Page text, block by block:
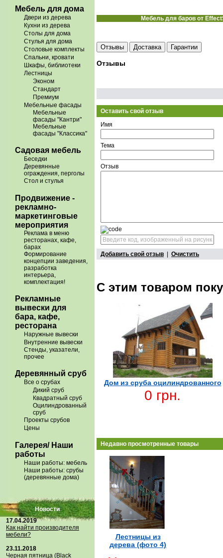
Мебель для дома
Двери из дерева
Кухни из дерева
Столы для дома
Стулья для дома
Столовые комплекты
Спальни, кровати
Шкафы, библиотеки
Лестницы
Эконом
Стандарт
Премиум
Мебельные фасады
Мебельные
фасады "Кантри"
Мебельные
фасады "Классика"
Садовая мебель
Беседки
Деревянные
ограждения, перголы
Стол и стулья
Продвижение -
рекламно-
маркетинговые
мероприятия
Реклама в меню
ресторанах, кафе,
барах
Формирование
концепции заведения,
разработка
интерьера,
комплектация!
Рекламные
вывески для
бара, кафе,
ресторана
Наружные вывески
Внутренние вывески
Стенды, указатели,
прочее
Деревянный сруб
Все о срубах
Дикий сруб
Квадратный сруб
Оцилиндрованный
сруб
Проекты срубов
Цены
Галерея/ Наши
работы
Наши работы: мебель
Наши работы: срубы
(деревянные дома)
Новости
17.04.2019
Как найти производителя
мебели?
23.11.2018
Черная пятница (Black
Мебель для баров от
Отзывы Доставка Гарантии
Отзывы
Оставить свой отзыв
Имя
Тема
Отзыв
Добавить свой отзыв Очистить
С этим товаром
Дом из сруба оцилиндрованного
0 грн.
Недавно просмотренные товары
Лестницы из
дерева (фото 4)